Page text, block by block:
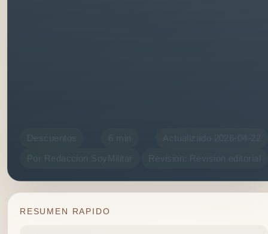
Descuentos
Por Redaccion SoyMilitar Revision: Revision editorial
RESUMEN RAPIDO